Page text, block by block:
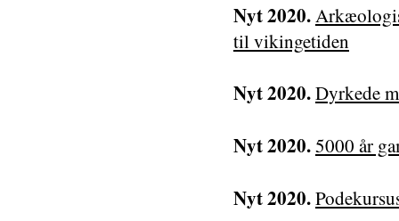
Nyt 2020.
til vikingetiden
Nyt 2020.Dyrkede
Nyt 2020.5000 år
Nyt 2020.